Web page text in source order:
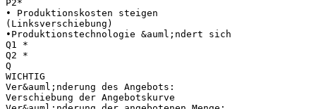
P2*
• Produktionskosten steigen
(Linksverschiebung)
•Produktionstechnologie &auml;ndert sich
Q1 *
Q2 *
Q
WICHTIG
Ver&auml;nderung des Angebots:
Verschiebung der Angebotskurve